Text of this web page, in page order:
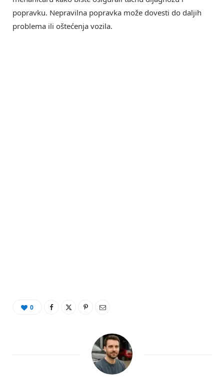
popravku. Nepravilna popravka može dovesti do daljih
problema ili oštećenja vozila.
0